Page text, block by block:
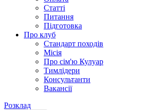
Статті
Питання
Підготовка
Про клуб
Стандарт походів
Місія
Про сім'ю Кулуар
Тимлідери
Консультанти
Вакансії
Розклад